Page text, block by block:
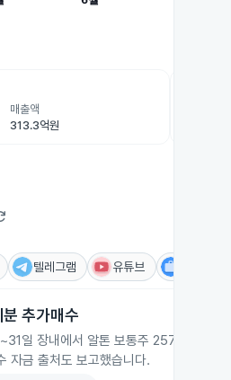
매출액
313.3억원
텔레그램 유튜브
추가매수
일 장내에서 알톤 보통주 257,127주
자금 출처도 보고했습니다.